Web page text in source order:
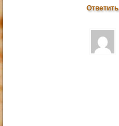
Ответить